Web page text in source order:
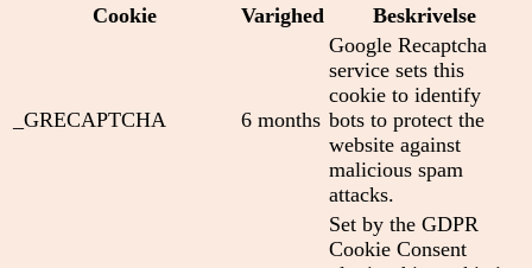
Cookie
Varighed Beskrivelse
_GRECAPTCHA 6 months
Google Recaptcha
service sets this
cookie to identify
bots to protect the
website against
malicious spam
attacks.
Set by the GDPR
Cookie Consent